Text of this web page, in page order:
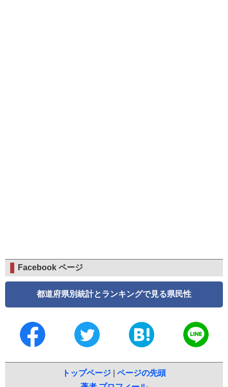
Facebook ページ
都道府県別統計とランキングで見る県民性
トップページ
ページの先頭